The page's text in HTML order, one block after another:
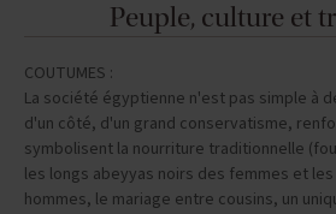
Peuple, culture et
COUTUMES :
La société égyptienne n'est pas simple à
d'un côté, d'un grand conservatisme,
symbolisent la nourriture traditionnelle
les longs abeyyas noirs des femmes et
hommes, le mariage entre cousins, un